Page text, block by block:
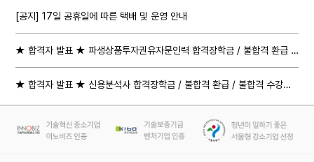
[공지] 17일 공휴일에 따른 택배 및 운영 안내
★ 합격자 발표 ★ 파생상품투자권유자문인력 합격장학금 / 불합격 환급 / 불합격 수강연장 절차 안내
★ 합격자 발표 ★ 신용분석사 합격장학금 / 불합격 환급 / 불합격 수강연장 절차 안내